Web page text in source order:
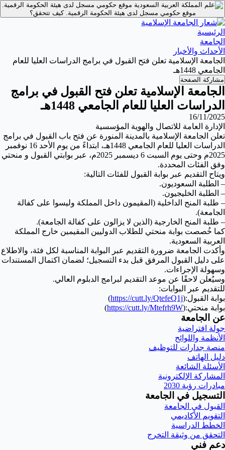
موقع حكومي مسجل لدى هيئة الحكومة الرقمية.
موقع حكومي مسجل لدى هيئة الحكومة الرقمية.كيف تتحقق؟
الرئيسية
الجامعة
الأحداث والأخبار
الجامعة الإسلامية تعلن فتح القبول في برامج الدراسات العليا للعام
الجامعي 1448هـ
مشاركة الصفحة
الجامعة الإسلامية تعلن فتح القبول في برامج
الدراسات العليا للعام الجامعي 1448هـ
16/11/2025
الإدارة العامة للاتصال والهوية المؤسسية
تعلن الجامعة الإسلامية بالمدينة المنورة عن فتح باب القبول في برامج
الدراسات العليا للعام الجامعي 1448هـ، ابتداءً من يوم الأحد 16 نوفمبر
2025م وحتى يوم السبت 6 ديسمبر 2025م، عبر بوابتي القبول و منحتي
وفق الفئات المحددة.
ويتاح التقديم عبر بوابة القبول للفئات التالية:
– الطلبة السعوديون.
– الطلبة الخليجيون.
– طلبة المنح الداخلية (المقيمون داخل المملكة وليسوا على كفالة
الجامعة).
– طلبة المنح الخارجية (الذين لا يزالون على كفالة الجامعة).
كما خُصصت بوابة منحتي للطلاب الدوليين المقيمين خارج المملكة
العربية السعودية.
وأكدت الجامعة ضرورة التقديم عبر البوابة المناسبة لكل فئة، والاطلاع
على دليل القبول المرفق قبل بدء التسجيل؛ لضمان اكتمال المستندات
وسهولة الإجراءات.
وسيُعلن لاحقًا عن موعد التقديم لبرامج الدبلوم العالي.
للتقديم عبر البوابات:
بوابة القبول:(https://cutt.ly/QtefeQ1j
)
بوابة منحتي:(https://cutt.ly/Mtefrh9W
)
عن الجامعة
جولة افتراضية
الأنظمة واللوائح
منصة جدارات للتوظيف
دليل الهاتف
الأسئلة الشائعة
المشاركة الإلكترونية
مبادرات رؤية 2030
التسجيل في الجامعة
القبول في الجامعة
التقويم الأكاديمي
الخطط الدراسية
التحقق من وثيقة التخرج
دعم فني